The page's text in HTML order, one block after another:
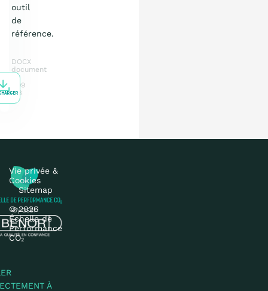
outil
de
référence.
DOCX
document
7.09
MB
À
© 2026
Échelle de
Performance
CO₂
Vie privée &
Cookies
Sitemap